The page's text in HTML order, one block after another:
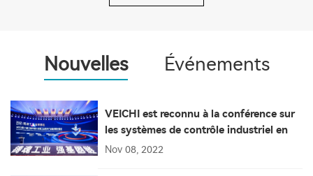
Nouvelles Événements
VEICHI est reconnu à la conférence sur
les systèmes de contrôle industriel en
Chine
Nov 08, 2022